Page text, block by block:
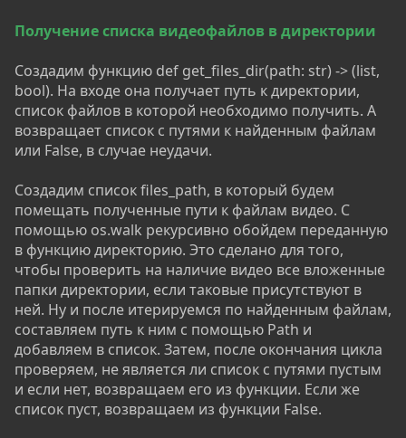
Получение списка видеофайлов в директории
Создадим функцию def get_files_dir(path: str) -> (list,
bool). На входе она получает путь к директории,
список файлов в которой необходимо получить. А
возвращает список с путями к найденным файлам
или False, в случае неудачи.
Создадим список files_path, в который будем
помещать полученные пути к файлам видео. С
помощью os.walk рекурсивно обойдем переданную
в функцию директорию. Это сделано для того,
чтобы проверить на наличие видео все вложенные
папки директории, если таковые присутствуют в
ней. Ну и после итерируемся по найденным файлам,
составляем путь к ним с помощью Path и
добавляем в список. Затем, после окончания цикла
проверяем, не является ли список с путями пустым
и если нет, возвращаем его из функции. Если же
список пуст, возвращаем из функции False.